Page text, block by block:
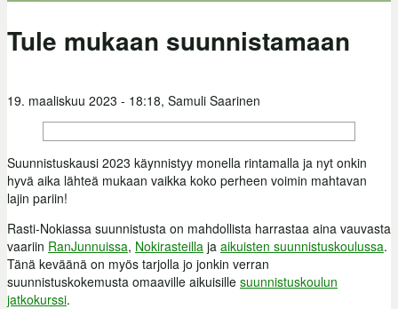
Tule mukaan suunnistamaan
19. maaliskuu 2023 - 18:18, Samuli Saarinen
Suunnistuskausi 2023 käynnistyy monella rintamalla ja nyt onkin
hyvä aika lähteä mukaan vaikka koko perheen voimin mahtavan
lajin pariin!
Rasti-Nokiassa suunnistusta on mahdollista harrastaa aina vauvasta
vaariin RanJunnuissa, Nokirasteilla ja aikuisten suunnistuskoulussa.
Tänä keväänä on myös tarjolla jo jonkin verran
suunnistuskokemusta omaaville aikuisille suunnistuskoulun
jatkokurssi.